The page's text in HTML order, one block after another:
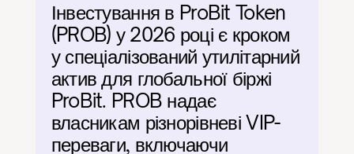
Інвестування в ProBit Token
(PROB) у 2026 році є кроком
у спеціалізований утилітарний
актив для глобальної біржі
ProBit. PROB надає
власникам різнорівневі VIP-
переваги, включаючи